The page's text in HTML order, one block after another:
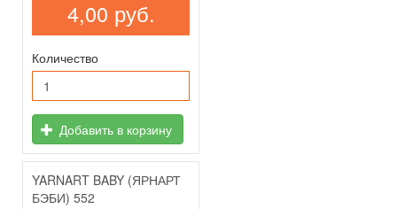
4,00 руб.
Количество
Добавить в корзину
YARNART BABY (ЯРНАРТ
БЭБИ) 552